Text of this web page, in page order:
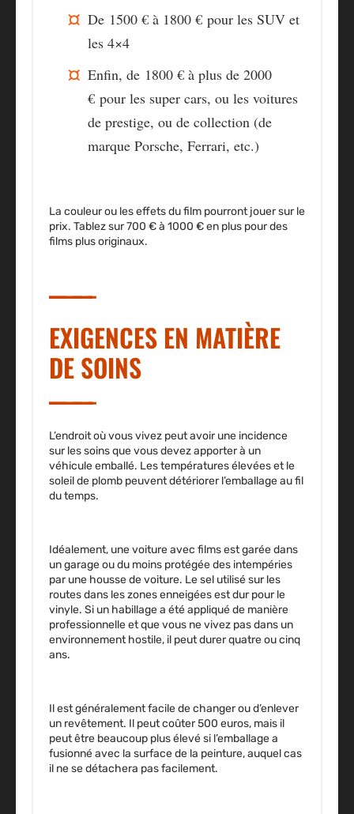
De 1500 € à 1800 € pour les SUV et
les 4×4
Enfin, de 1800 € à plus de 2000
€ pour les super cars, ou les voitures
de prestige, ou de collection (de
marque Porsche, Ferrari, etc.)
La couleur ou les effets du film pourront jouer sur le
prix. Tablez sur700 € à 1000 € en plus pour des
films plus originaux.
EXIGENCES EN MATIÈRE
DE SOINS
L’endroit où vous vivez peut avoir une incidence
sur les soins que vous devez apporter à un
véhicule emballé. Les températures élevées et le
soleil de plomb peuvent détériorer l’emballage au fil
du temps.
Idéalement, une voiture avec films estgarée dans
un garageou du moins protégée des intempéries
par une housse de voiture. Le sel utilisé sur les
routes dans les zones enneigées est dur pour le
vinyle. Si un habillage a été appliqué de manière
professionnelle et que vous ne vivez pas dans un
environnement hostile, il peutdurer quatre ou cinq
ans.
Il est généralement facile de changer ou d’enlever
un revêtement. Il peut coûter 500 euros, mais il
peut être beaucoup plus élevé si l’emballage a
fusionné avec la surface de la peinture, auquel cas
il ne se détachera pas facilement.